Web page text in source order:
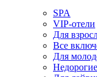
SPA
VIP-отели
Для
Все
Для
Недорогие